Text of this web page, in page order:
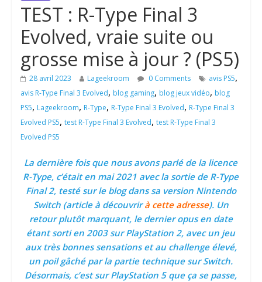
TEST : R-Type Final 3
Evolved, vraie suite ou
grosse mise à jour ? (PS5)
28 avril 2023 Lageekroom 0 Comments avis PS5,
avis R-Type Final 3 Evolved, blog gaming, blog jeux vidéo, blog
PS5, Lageekroom, R-Type, R-Type Final 3 Evolved, R-Type Final 3
Evolved PS5, test R-Type Final 3 Evolved, test R-Type Final 3
Evolved PS5
La dernière fois que nous avons parlé de la licence
R-Type, c’était en mai 2021 avec la sortie de R-Type
Final 2, testé sur le blog dans sa version Nintendo
Switch (article à découvrirà cette adresse). Un
retour plutôt marquant, le dernier opus en date
étant sorti en 2003 sur PlayStation 2, avec un jeu
aux très bonnes sensations et au challenge élevé,
un poil gâché par la partie technique sur Switch.
Désormais, c’est sur PlayStation 5 que ça se passe,